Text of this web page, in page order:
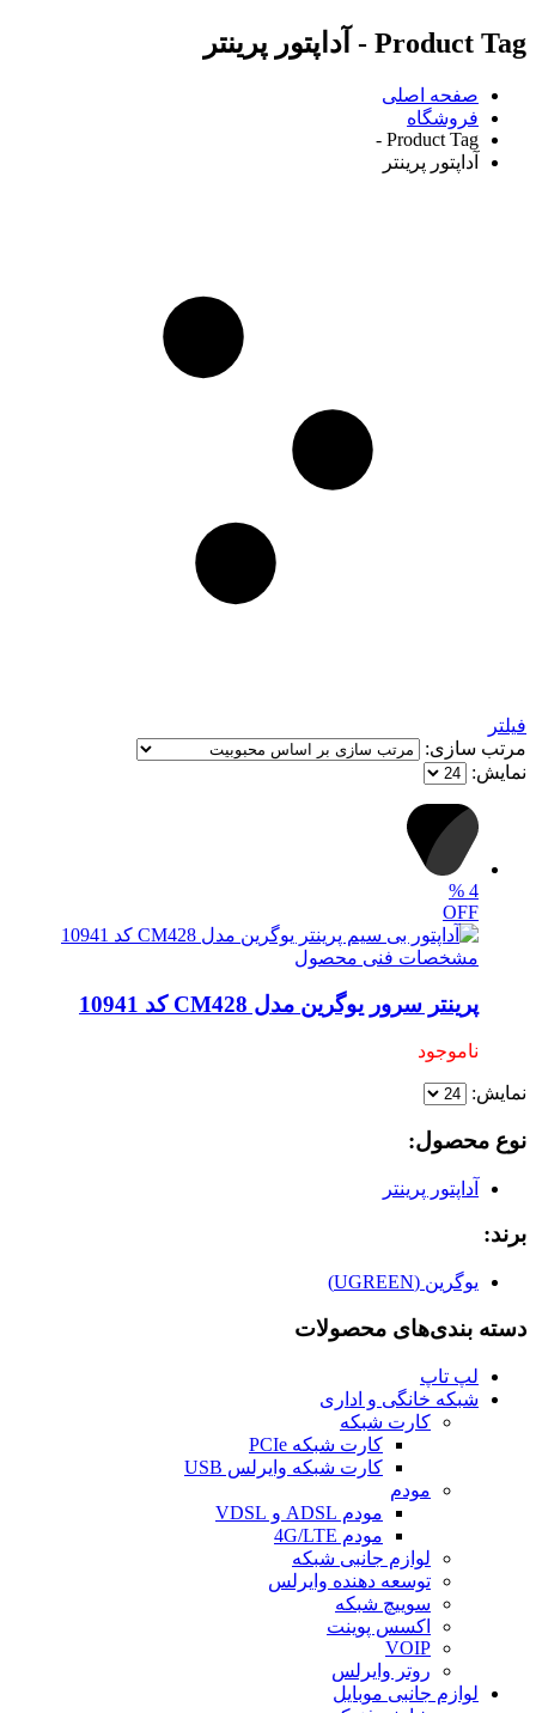
Product Tag - آداپتور پرینتر
صفحه اصلی
فروشگاه
Product Tag -
آداپتور پرینتر
فیلتر
مرتب سازی:
نمایش:
4
%
OFF
مشخصات فنی محصول
پرینتر سرور یوگرین مدل CM428 کد 10941
ناموجود
نمایش:
نوع محصول:
آداپتور پرینتر
برند:
یوگرین (UGREEN)
دسته بندی‌های محصولات
لپ تاپ
شبکه خانگی و اداری
کارت شبکه
کارت شبکه PCIe
کارت شبکه وایرلس USB
مودم
مودم ADSL و VDSL
مودم 4G/LTE
لوازم جانبی شبکه
توسعه دهنده وایرلس
سوییچ شبکه
اکسس پوینت
VOIP
روتر وایرلس
لوازم جانبی موبایل